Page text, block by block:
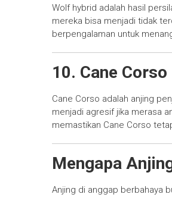
Wolf hybrid adalah hasil
mereka bisa menjadi tidak
berpengalaman untuk
10. Cane Corso
Cane Corso adalah anjing
menjadi agresif jika merasa
memastikan Cane Corso
Mengapa
Anjing di anggap berbahaya